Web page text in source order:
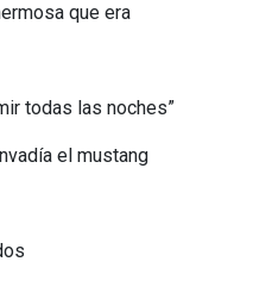
que era
todas las noches”
el mustang